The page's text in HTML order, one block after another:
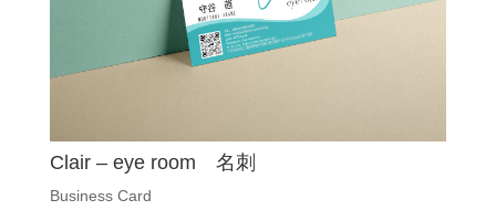
Clair – eye room 名刺
Business Card